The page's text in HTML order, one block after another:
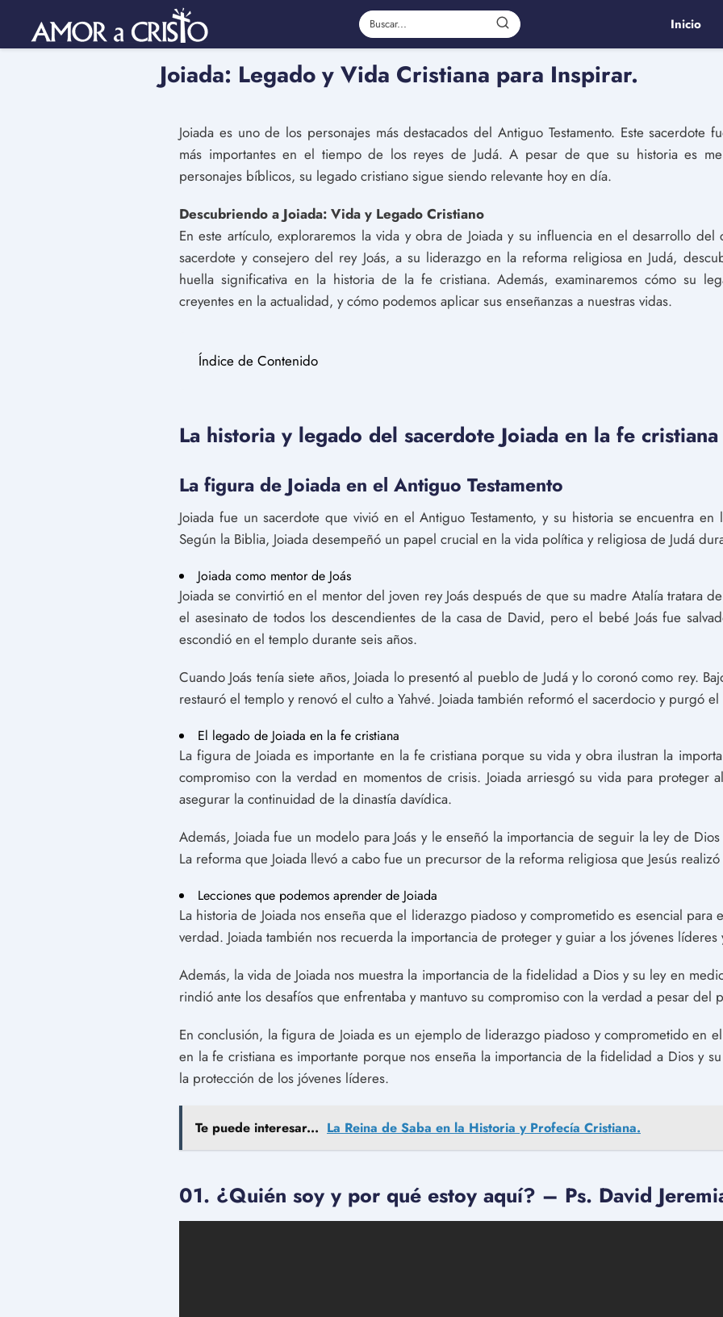
Inicio
Joiada: Legado y Vida Cristiana para Inspirar.
Joiada es uno de los personajes más destacados del Antiguo Testamento. Este sacerdote
más importantes en el tiempo de los reyes de Judá. A pesar de que su historia es
personajes bíblicos, su legado cristiano sigue siendo relevante hoy en día.
Descubriendo a Joiada: Vida y Legado Cristiano
En este artículo, exploraremos la vida y obra de Joiada y su influencia en el desarrollo del
sacerdote y consejero del rey Joás, a su liderazgo en la reforma religiosa en Judá,
huella significativa en la historia de la fe cristiana. Además, examinaremos cómo su
creyentes en la actualidad, y cómo podemos aplicar sus enseñanzas a nuestras vidas.
Índice de Contenido
La historia y legado del sacerdote Joiada en la fe cristiana
La figura de Joiada en el Antiguo Testamento
Joiada fue un sacerdote que vivió en el Antiguo Testamento, y su historia se encuentra
Según la Biblia, Joiada desempeñó un papel crucial en la vida política y religiosa de Judá
Joiada como mentor de Joás
Joiada se convirtió en el mentor del joven rey Joás después de que su madre Atalía tratara
el asesinato de todos los descendientes de la casa de David, pero el bebé Joás fue
escondió en el templo durante seis años.
Cuando Joás tenía siete años, Joiada lo presentó al pueblo de Judá y lo coronó como rey.
restauró el templo y renovó el culto a Yahvé. Joiada también reformó el sacerdocio y purgó
El legado de Joiada en la fe cristiana
La figura de Joiada es importante en la fe cristiana porque su vida y obra ilustran la
compromiso con la verdad en momentos de crisis. Joiada arriesgó su vida para proteger
asegurar la continuidad de la dinastía davídica.
Además, Joiada fue un modelo para Joás y le enseñó la importancia de seguir la ley de
La reforma que Joiada llevó a cabo fue un precursor de la reforma religiosa que Jesús
Lecciones que podemos aprender de Joiada
La historia de Joiada nos enseña que el liderazgo piadoso y comprometido es esencial para
verdad. Joiada también nos recuerda la importancia de proteger y guiar a los jóvenes líderes
Además, la vida de Joiada nos muestra la importancia de la fidelidad a Dios y su ley en
rindió ante los desafíos que enfrentaba y mantuvo su compromiso con la verdad a pesar del
En conclusión, la figura de Joiada es un ejemplo de liderazgo piadoso y comprometido en
en la fe cristiana es importante porque nos enseña la importancia de la fidelidad a Dios y
la protección de los jóvenes líderes.
Te puede interesar... La Reina de Saba en la Historia y Profecía Cristiana.
01. ¿Quién soy y por qué estoy aquí? – Ps. David